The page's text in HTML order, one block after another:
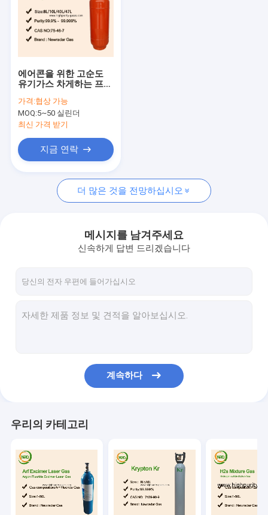
제품 소개
품질 관리
연락처
유기가스
동위원소 가스
에어콘을 위한 고순도
유기가스 차게하는 프로
가격:협상 가능
MOQ:5~50 실린더
최신 가격 받기
지금 연락
더 많은 것을 전망하십시오
메시지를 남겨주세요
신속하게 답변 드리겠습니다
계속하다
우리의 카테고리